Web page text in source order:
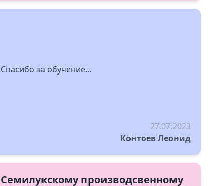
Спасибо за обучение...
27.07.2023
Контоев Леонид
Семилукскому производсвенному